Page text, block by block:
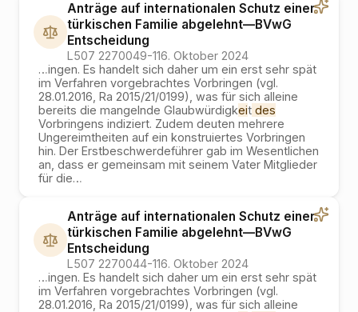
Anträge auf internationalen Schutz einer
türkischen Familie abgelehnt—BVwG
Entscheidung
L507 2270049-116. Oktober 2024
…ingen. Es handelt sich daher um ein erst sehr spät
im Verfahren vorgebrachtes Vorbringen (vgl.
28.01.2016, Ra 2015/21/0199), was für sich alleine
bereits die mangelnde Glaubwürdigkeit des
Vorbringens indiziert. Zudem deuten mehrere
Ungereimtheiten auf ein konstruiertes Vorbringen
hin. Der Erstbeschwerdeführer gab im Wesentlichen
an, dass er gemeinsam mit seinem Vater Mitglieder
für die…
Anträge auf internationalen Schutz einer
türkischen Familie abgelehnt—BVwG
Entscheidung
L507 2270044-116. Oktober 2024
…ingen. Es handelt sich daher um ein erst sehr spät
im Verfahren vorgebrachtes Vorbringen (vgl.
28.01.2016, Ra 2015/21/0199), was für sich alleine